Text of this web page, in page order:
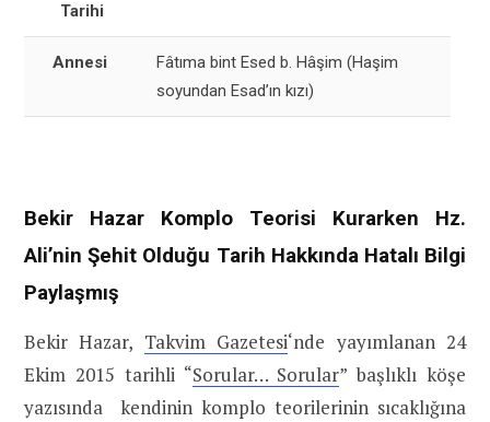
Tarihi
Annesi
Fâtıma bint Esed b. Hâşim (Haşim
soyundan Esad’ın kızı)
Zehra
Çocukları
Hasan, Hüseyin, Muhsin, Ümmü
Halifelik
Süreci
24 Haziran 656 – 24 Ocak 661
Bekir Hazar Komplo Teorisi Kurarken Hz.
Ali’nin Şehit Olduğu Tarih Hakkında Hatalı Bilgi
Paylaşmış
Bekir Hazar, Takvim Gazetesi‘nde yayımlanan 24
Ekim 2015 tarihli “Sorular… Sorular” başlıklı köşe
yazısında kendinin komplo teorilerinin sıcaklığına